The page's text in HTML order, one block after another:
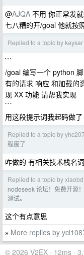
@AJQA 不用 你正常发
七八糟的开/goal 他就按
Replied to a topic by kaysar
```
/goal 编写一个 python
有的请求 响应 和加载的
现 XX 功能 请帮我实现
```
用这段提示词我起码做
Replied to a topic by
程度了
咋做的 有相关技术栈名
Replied to a topic by xiaobd
nodeseek 论坛！免费开源
测试。
这个有点意思
» More replies by
© 2026 V2EX · 12ms ·